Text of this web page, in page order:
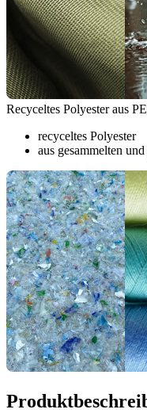
Recyceltes Polyester aus
recyceltes Polyester
aus gesammelten